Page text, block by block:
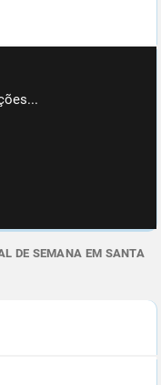
DE SEMANA EM SANTA